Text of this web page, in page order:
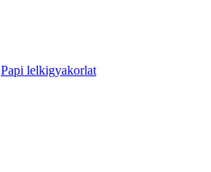
Papi lelkigyakorlat